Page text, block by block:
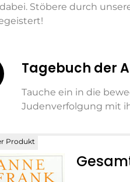
Stöbere durch
Tagebuch der
Tauche ein in die
Judenverfolgung mit
Produkt